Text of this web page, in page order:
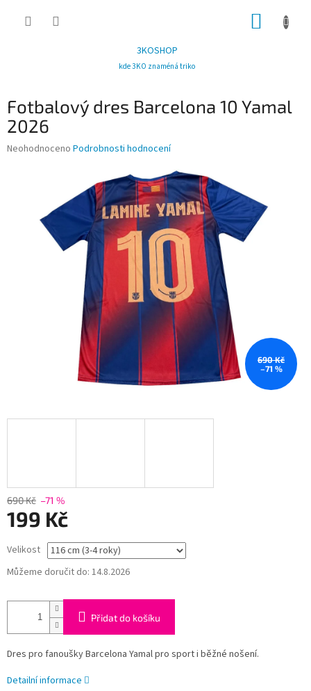
3KOSHOP
kde 3KO znaméná triko
Fotbalový dres Barcelona 10 Yamal
2026
Průměrné
Neohodnoceno Podrobnosti hodnocení
690 Kč
–71 %
690 Kč –71 %
199 Kč
cena:
Velikost
Můžeme doručit do: 14.8.2026
Přidat do košíku
Dres pro fanoušky Barcelona Yamal pro sport i běžné nošení.
Detailní informace